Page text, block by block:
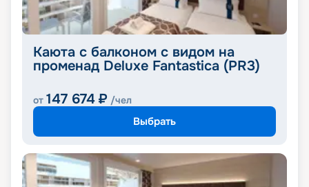
Каюта с балконом с видом на
променад Deluxe Fantastica (PR3)
от 147 674 ₽ /чел
Выбрать